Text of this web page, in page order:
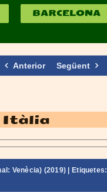
BARCELONA
Anterior Següent
Itàlia
Venècia) (2019)
| Etiquetes: